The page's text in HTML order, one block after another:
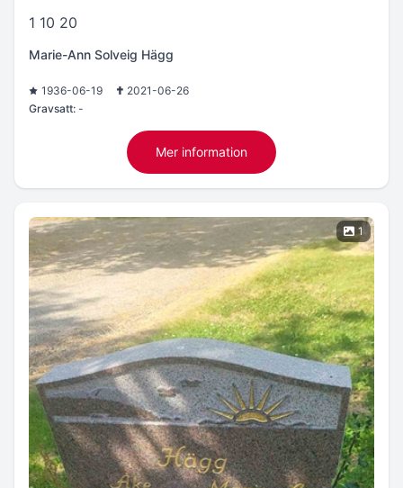
1 10 20
Marie-Ann Solveig Hägg
1936-06-19
2021-06-26
Gravsatt: -
Mer information
1